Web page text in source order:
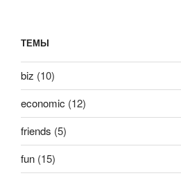
ТЕМЫ
biz (10)
economic (12)
friends (5)
fun (15)